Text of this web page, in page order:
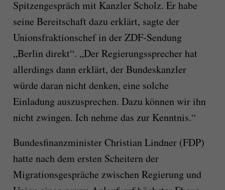
Spitzengespräch mit Kanzler Scholz. Er habe
seine Bereitschaft dazu erklärt, sagte der
Unionsfraktionschef in der ZDF-Sendung
„Berlin direkt“. „Der Regierungssprecher hat
allerdings dann erklärt, der Bundeskanzler
würde daran nicht denken, eine solche
Einladung auszusprechen. Dazu können wir ihn
nicht zwingen. Ich nehme das zur Kenntnis.“
Bundesfinanzminister Christian Lindner (FDP)
hatte nach dem ersten Scheitern der
Migrationsgespräche zwischen Regierung und